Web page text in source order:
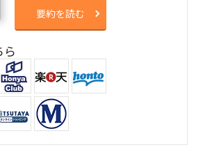
要約を読む
ら